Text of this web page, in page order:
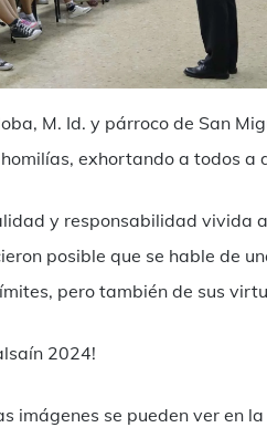
M. Id. y párroco de San
exhortando a todos a
y responsabilidad vivida
posible que se hable de
pero también de sus
2024!
imágenes se pueden ver en